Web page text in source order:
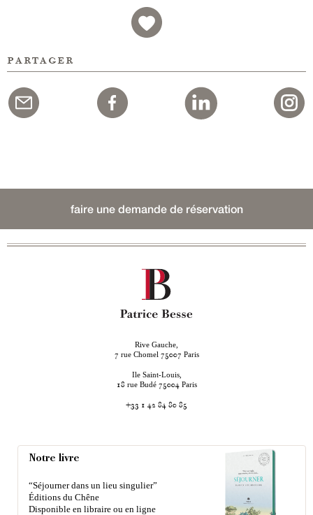
partager
faire une demande de réservation
Rive Gauche,
7 rue Chomel 75007 Paris
Ile Saint-Louis,
18 rue Budé 75004 Paris
+33 1 42 84 80 85
Notre livre
“Séjourner dans un lieu singulier”
Éditions du Chêne
Disponible en libraire ou en ligne